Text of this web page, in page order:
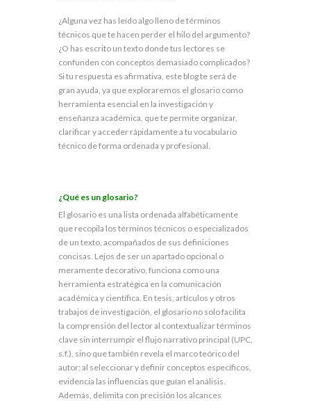
¿Alguna vez has leído algo lleno de términos
técnicos que te hacen perder el hilo del argumento?
¿O has escrito un texto donde tus lectores se
confunden con conceptos demasiado complicados?
Si tu respuesta es afirmativa, este blog te será de
gran ayuda, ya que exploraremos el glosario como
herramienta esencial en la investigación y
enseñanza académica, que te permite organizar,
clarificar y acceder rápidamente a tu vocabulario
técnico de forma ordenada y profesional.
¿Qué es un glosario?
El glosario es una lista ordenada alfabéticamente
que recopila los términos técnicos o especializados
de un texto, acompañados de sus definiciones
concisas. Lejos de ser un apartado opcional o
meramente decorativo, funciona como una
herramienta estratégica en la comunicación
académica y científica. En tesis, artículos y otros
trabajos de investigación, el glosario no solo facilita
la comprensión del lector al contextualizar términos
clave sin interrumpir el flujo narrativo principal (UPC,
s.f.), sino que también revela el marco teórico del
autor: al seleccionar y definir conceptos específicos,
evidencia las influencias que guían el análisis.
Además, delimita con precisión los alcances